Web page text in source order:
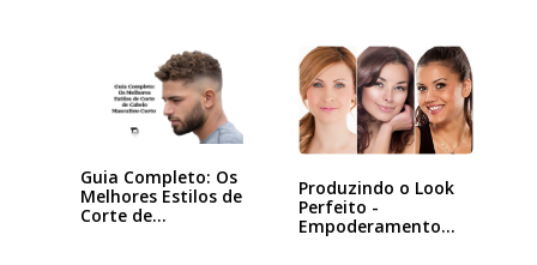
Guia Completo: Os
Melhores Estilos de
Corte de…
Produzindo o Look
Perfeito -
Empoderamento